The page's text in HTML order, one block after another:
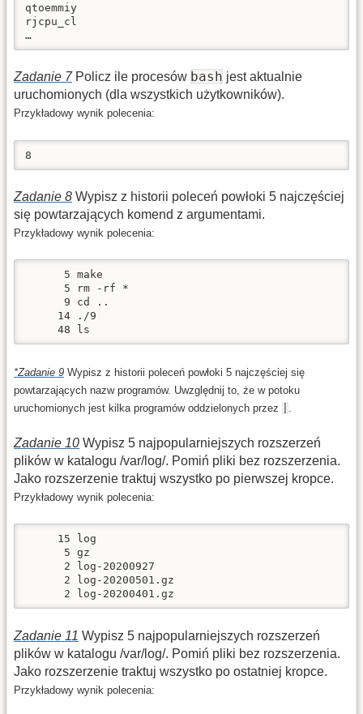
qtoemmiy
rjcpu_cl
…
Zadanie 7Policz ile procesów bash jest aktualnie
uruchomionych (dla wszystkich użytkowników).
Przykładowy wynik polecenia:
8
Zadanie 8 Wypisz z historii poleceń powłoki 5 najczęściej
się powtarzających komend z argumentami.
Przykładowy wynik polecenia:
      5 make
      5 rm -rf *
      9 cd ..
     14 ./9
     48 ls
Zadanie 9 Wypisz z historii poleceń powłoki 5 najczęściej się
powtarzających nazw programów. Uwzględnij to, że w potoku
uruchomionych jest kilka programów oddzielonych przez
Zadanie 10 Wypisz 5 najpopularniejszych rozszerzeń
plików w katalogu /var/log/. Pomiń pliki bez rozszerzenia.
Jako rozszerzenie traktuj wszystko po pierwszej kropce.
Przykładowy wynik polecenia:
     15 log
      5 gz
      2 log-20200927
      2 log-20200501.gz
      2 log-20200401.gz
Zadanie 11 Wypisz 5 najpopularniejszych rozszerzeń
plików w katalogu /var/log/. Pomiń pliki bez rozszerzenia.
Jako rozszerzenie traktuj wszystko po ostatniej kropce.
Przykładowy wynik polecenia: